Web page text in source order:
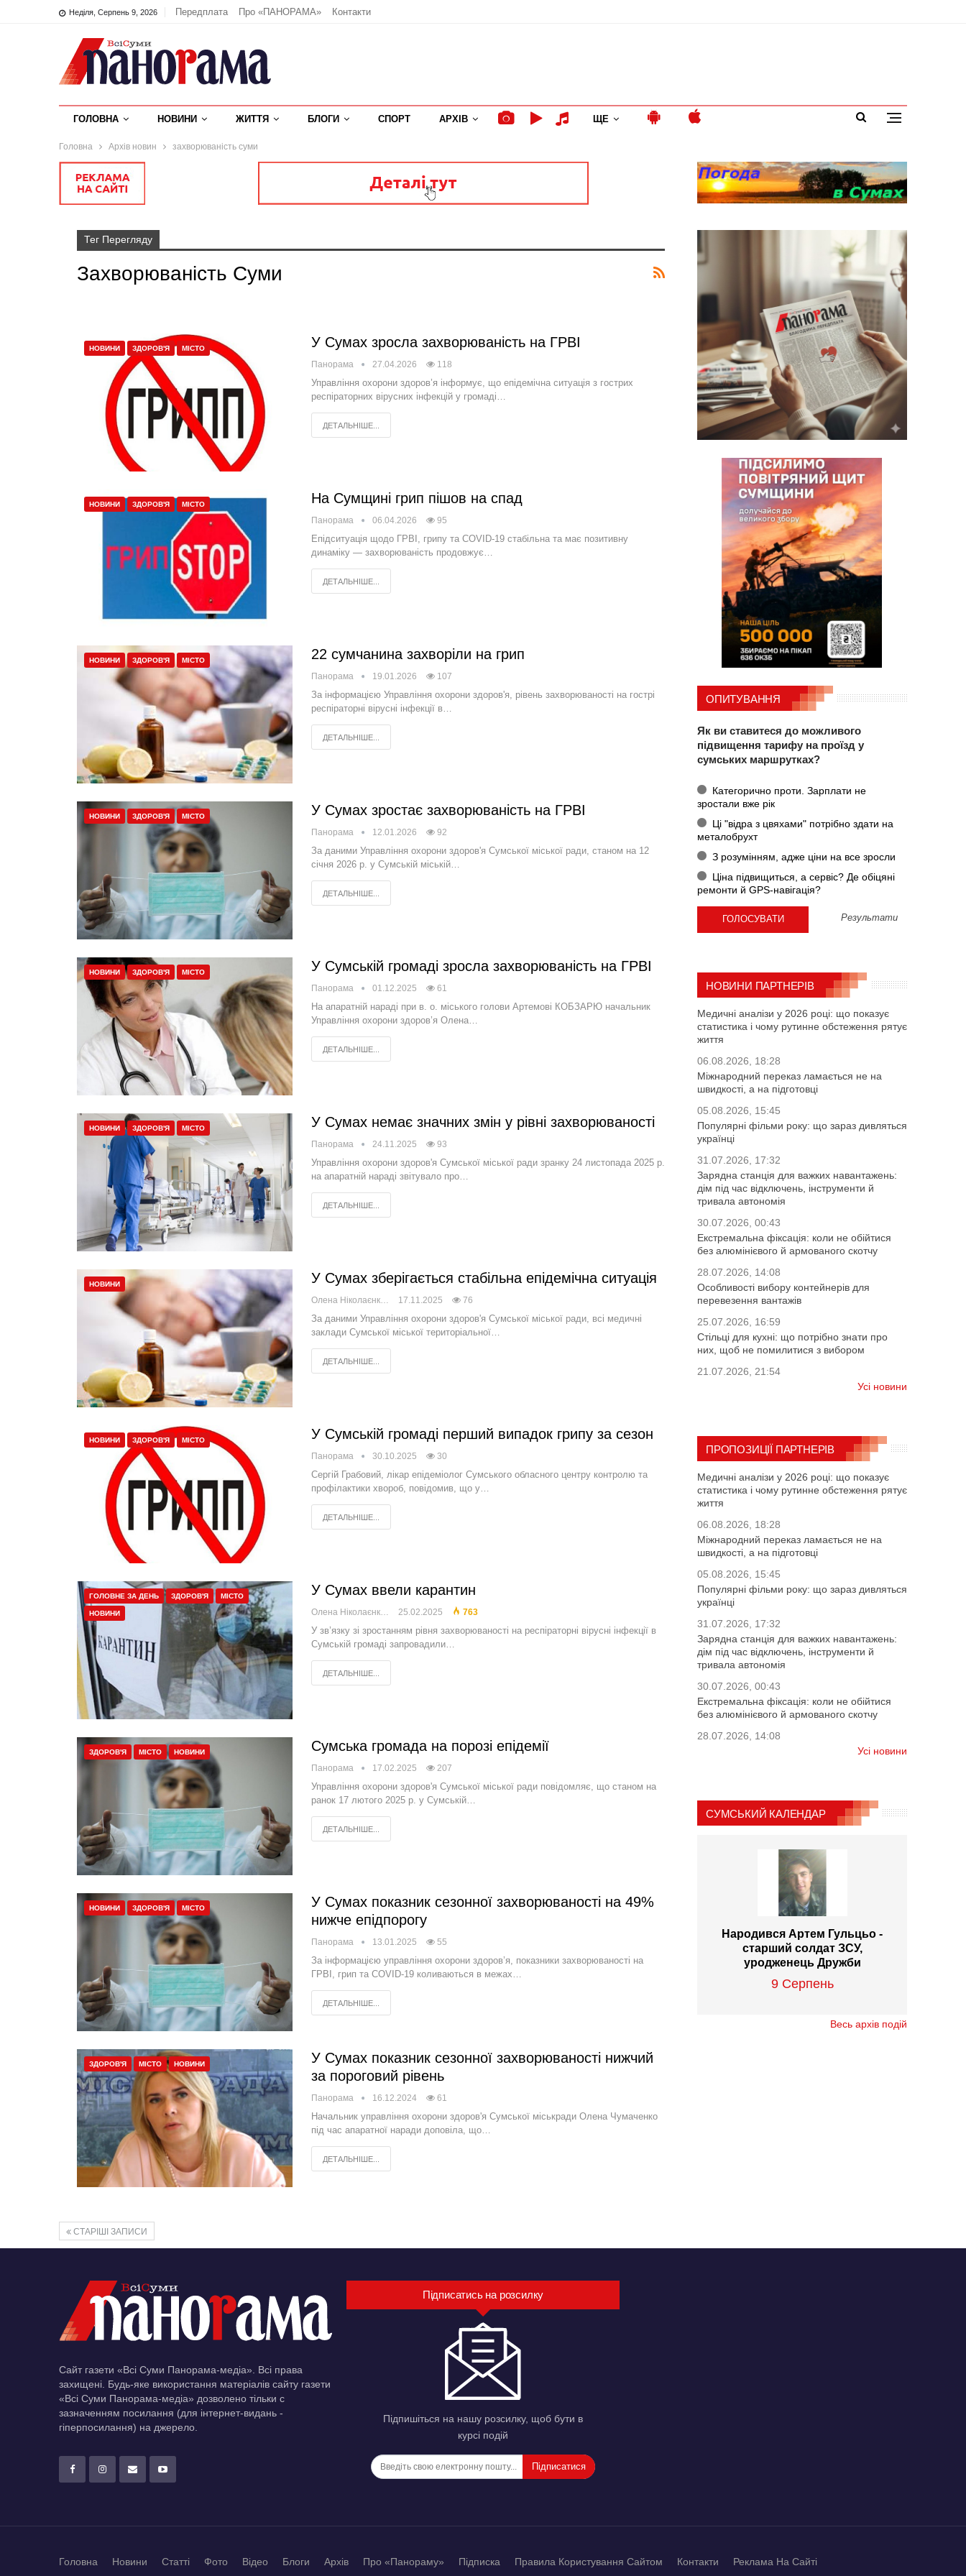
Неділя, Серпень 9, 2026 Передплата Про «ПАНОРАМА» Контакти
ГОЛОВНА НОВИНИ ЖИТТЯ БЛОГИ СПОРТ АРХІВ ЩЕ
Головна Архів новин захворюваність суми
Тег Перегляду
Захворюваність Суми
НОВИНИ ЗДОРОВ'Я МІСТО У Сумах зросла захворюваність на ГРВІ
Панорама 27.04.2026 118
Управління охорони здоров’я інформує, що епідемічна ситуація з гострих
респіраторних вірусних інфекцій у громаді…
ДЕТАЛЬНІШЕ...
НОВИНИ ЗДОРОВ'Я МІСТО На Сумщині грип пішов на спад
Панорама 06.04.2026 95
Епідситуація щодо ГРВІ, грипу та COVID-19 стабільна та має позитивну
динаміку — захворюваність продовжує…
ДЕТАЛЬНІШЕ...
НОВИНИ ЗДОРОВ'Я МІСТО 22 сумчанина захворіли на грип
Панорама 19.01.2026 107
За інформацією Управління охорони здоров'я, рівень захворюваності на гострі
респіраторні вірусні інфекції в…
ДЕТАЛЬНІШЕ...
НОВИНИ ЗДОРОВ'Я МІСТО У Сумах зростає захворюваність на ГРВІ
Панорама 12.01.2026 92
За даними Управління охорони здоров'я Сумської міської ради, станом на 12
січня 2026 р. у Сумській міській…
ДЕТАЛЬНІШЕ...
НОВИНИ ЗДОРОВ'Я МІСТО У Сумській громаді зросла захворюваність на ГРВІ
Панорама 01.12.2025 61
На апаратній нараді при в. о. міського голови Артемові КОБЗАРЮ начальник
Управління охорони здоров’я Олена…
ДЕТАЛЬНІШЕ...
НОВИНИ ЗДОРОВ'Я МІСТО У Сумах немає значних змін у рівні захворюваності
Панорама 24.11.2025 93
Управління охорони здоров'я Сумської міської ради зранку 24 листопада 2025 р.
на апаратній нараді звітувало про…
ДЕТАЛЬНІШЕ...
НОВИНИ У Сумах зберігається стабільна епідемічна ситуація
Олена Ніколаєнко 17.11.2025 76
За даними Управління охорони здоров'я Сумської міської ради, всі медичні
заклади Сумської міської територіальної…
ДЕТАЛЬНІШЕ...
НОВИНИ ЗДОРОВ'Я МІСТО У Сумській громаді перший випадок грипу за сезон
Панорама 30.10.2025 30
Сергій Грабовий, лікар епідеміолог Сумського обласного центру контролю та
профілактики хвороб, повідомив, що у…
ДЕТАЛЬНІШЕ...
ГОЛОВНЕ ЗА ДЕНЬ ЗДОРОВ'Я МІСТО
НОВИНИ
У Сумах ввели карантин
Олена Ніколаєнко 25.02.2025 763
У зв’язку зі зростанням рівня захворюваності на респіраторні вірусні інфекції в
Сумській громаді запровадили…
ДЕТАЛЬНІШЕ...
ЗДОРОВ'Я МІСТО НОВИНИ Сумська громада на порозі епідемії
Панорама 17.02.2025 207
Управління охорони здоров'я Сумської міської ради повідомляє, що станом на
ранок 17 лютого 2025 р. у Сумській…
ДЕТАЛЬНІШЕ...
НОВИНИ ЗДОРОВ'Я МІСТО
У Сумах показник сезонної захворюваності на 49%
нижче епідпорогу
Панорама 13.01.2025 55
За інформацією управління охорони здоров’я, показники захворюваності на
ГРВІ, грип та COVID-19 коливаються в межах…
ДЕТАЛЬНІШЕ...
ЗДОРОВ'Я МІСТО НОВИНИ
У Сумах показник сезонної захворюваності нижчий
за пороговий рівень
Панорама 16.12.2024 61
Начальник управління охорони здоров'я Сумської міськради Олена Чумаченко
під час апаратної наради доповіла, що…
ДЕТАЛЬНІШЕ...
СТАРІШІ ЗАПИСИ
ОПИТУВАННЯ
Як ви ставитеся до можливого
підвищення тарифу на проїзд у
сумських маршрутках?
Категорично проти. Зарплати не
зростали вже рік
Ці "відра з цвяхами" потрібно здати на
металобрухт
З розумінням, адже ціни на все зросли
Ціна підвищиться, а сервіс? Де обіцяні
ремонти й GPS-навігація?
Результати
НОВИНИ ПАРТНЕРІВ
Медичні аналізи у 2026 році: що показує
статистика і чому рутинне обстеження рятує
життя
06.08.2026, 18:28
Міжнародний переказ ламається не на
швидкості, а на підготовці
05.08.2026, 15:45
Популярні фільми року: що зараз дивляться
українці
31.07.2026, 17:32
Зарядна станція для важких навантажень:
дім під час відключень, інструменти й
тривала автономія
30.07.2026, 00:43
Екстремальна фіксація: коли не обійтися
без алюмінієвого й армованого скотчу
28.07.2026, 14:08
Особливості вибору контейнерів для
перевезення вантажів
25.07.2026, 16:59
Стільці для кухні: що потрібно знати про
них, щоб не помилитися з вибором
21.07.2026, 21:54
Усі новини
ПРОПОЗИЦІЇ ПАРТНЕРІВ
Медичні аналізи у 2026 році: що показує
статистика і чому рутинне обстеження рятує
життя
06.08.2026, 18:28
Міжнародний переказ ламається не на
швидкості, а на підготовці
05.08.2026, 15:45
Популярні фільми року: що зараз дивляться
українці
31.07.2026, 17:32
Зарядна станція для важких навантажень:
дім під час відключень, інструменти й
тривала автономія
30.07.2026, 00:43
Екстремальна фіксація: коли не обійтися
без алюмінієвого й армованого скотчу
28.07.2026, 14:08
Усі новини
СУМСЬКИЙ КАЛЕНДАР
Народився Артем Гульцьо -
старший солдат ЗСУ,
уродженець Дружби
9 Серпень
Весь архів подій
Сайт газети «Всі Суми Панорама-медіа». Всі права
захищені. Будь-яке використання матеріалів сайту газети
«Всі Суми Панорама-медіа» дозволено тільки c
зазначенням посилання (для інтернет-видань -
гіперпосилання) на джерело.
Підписатись на розсилку
Підпишіться на нашу розсилку, щоб бути в
курсі подій
Підписатися
Головна Новини Статті Фото Відео Блоги Архів Про «Панораму» Підписка Правила Користування Сайтом Контакти Реклама На Сайті